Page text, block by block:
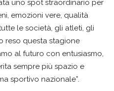
uno spot straordinario per
emozioni vere, qualità
le società, gli atleti, gli
reso questa stagione
al futuro con entusiasmo,
sempre più spazio e
sportivo nazionale”.